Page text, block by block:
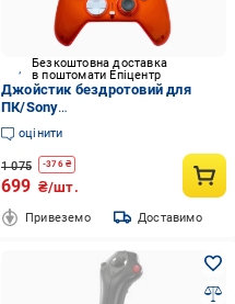
Безкоштовна доставка
в поштомати Епіцентр
Джойстик бездротовий для
ПК/Sony
PlayStation/Nintendo/Switch/
смартфона Помаранчевий
(29544723)
оцінити
1 075 -376₴
699 ₴/шт.
Привеземо Доставимо